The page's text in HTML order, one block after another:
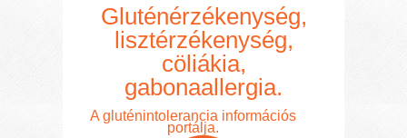
Gluténérzékenység,
lisztérzékenység,
cöliákia,
gabonaallergia.
A gluténintolerancia információs
portálja.